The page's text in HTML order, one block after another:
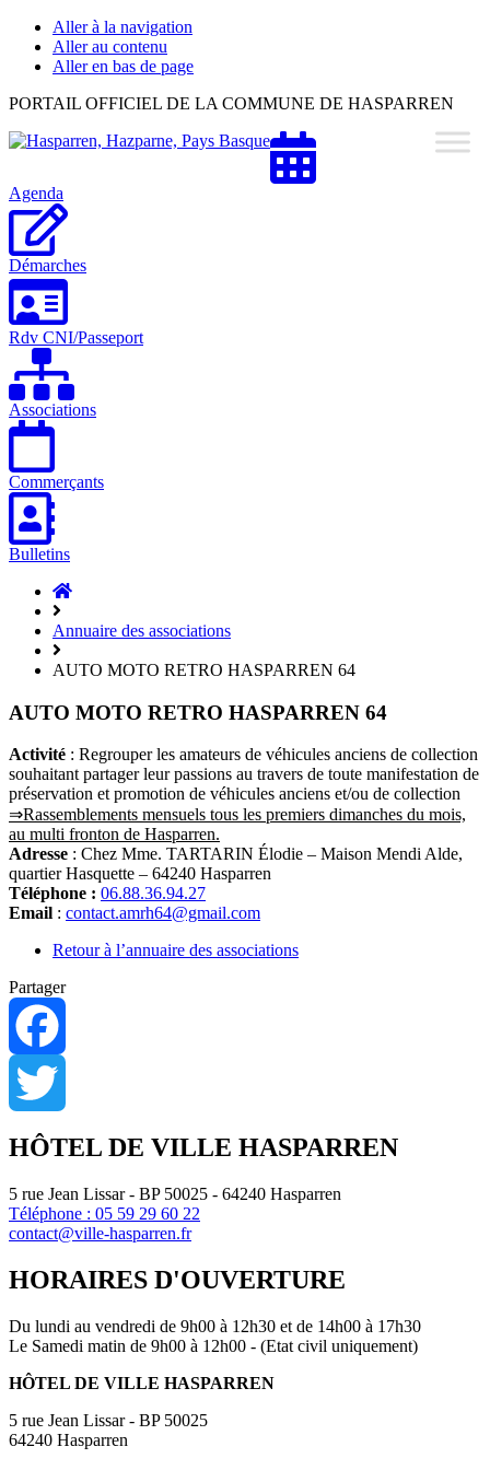
Aller à la navigation
Aller au contenu
Aller en bas de page
Hasparren,
Pays
PORTAIL OFFICIEL DE LA COMMUNE DE HASPARREN
Agenda
Démarches
Rdv CNI/Passeport
Associations
Commerçants
Bulletins
Accueil
Annuaire des associations
AUTO MOTO RETRO HASPARREN 64
AUTO MOTO RETRO HASPARREN 64
Activité : Regrouper les amateurs de véhicules anciens de collection
souhaitant partager leur passions au travers de toute manifestation de
préservation et promotion de véhicules anciens et/ou de collection
⇒Rassemblements mensuels tous les premiers dimanches du mois,
au multi fronton de Hasparren.
Adresse : Chez Mme. TARTARIN Élodie – Maison Mendi Alde,
quartier Hasquette – 64240 Hasparren
Téléphone : 06.88.36.94.27
Email : contact.amrh64@gmail.com
Retour à l’annuaire des associations
Partager
Facebook
Twitter
HÔTEL DE VILLE HASPARREN
5 rue Jean Lissar - BP 50025 - 64240 Hasparren
Téléphone : 05 59 29 60 22
contact@ville-hasparren.fr
HORAIRES D'OUVERTURE
Du lundi au vendredi de 9h00 à 12h30 et de 14h00 à 17h30
Le Samedi matin de 9h00 à 12h00 - (Etat civil uniquement)
HÔTEL DE VILLE HASPARREN
5 rue Jean Lissar - BP 50025
64240 Hasparren